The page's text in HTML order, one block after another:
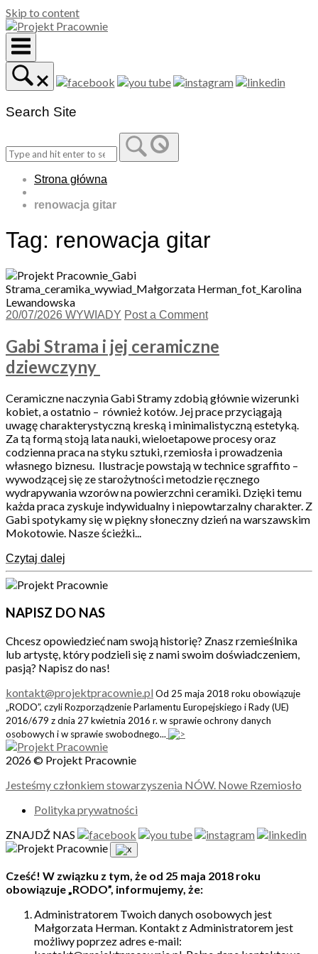
Skip to content
Search Site
Strona główna
renowacja gitar
Tag: renowacja gitar
20/07/2026 WYWIADY Post a Comment
Gabi Strama i jej ceramiczne
dziewczyny
Ceramiczne naczynia Gabi Stramy zdobią głównie wizerunki
kobiet, a ostatnio – również kotów. Jej prace przyciągają
uwagę charakterystyczną kreską i minimalistyczną estetyką.
Za tą formą stoją lata nauki, wieloetapowe procesy oraz
codzienna praca na styku sztuki, rzemiosła i prowadzenia
własnego biznesu. Ilustracje powstają w technice sgraffito –
wywodzącej się ze starożytności metodzie ręcznego
wydrapywania wzorów na powierzchni ceramiki. Dzięki temu
każda praca zyskuje indywidualny i niepowtarzalny charakter. Z
Gabi spotykamy się w piękny słoneczny dzień na warszawskim
Mokotowie. Nasze ścieżki...
Czytaj dalej
NAPISZ DO NAS
Chcesz opowiedzieć nam swoją historię? Znasz rzemieślnika
lub artystę, który podzieli się z nami swoim doświadczeniem,
pasją? Napisz do nas!
kontakt@projektpracownie.pl Od 25 maja 2018 roku obowiązuje
„RODO”, czyli Rozporządzenie Parlamentu Europejskiego i Rady (UE)
2016/679 z dnia 27 kwietnia 2016 r. w sprawie ochrony danych
osobowych i w sprawie swobodnego...
2026 © Projekt Pracownie
Jesteśmy członkiem stowarzyszenia NÓW. Nowe Rzemiosło
Polityka prywatności
ZNAJDŹ NAS
Cześć! W związku z tym, że od 25 maja 2018 roku
obowiązuje „RODO”, informujemy, że:
Administratorem Twoich danych osobowych jest
Małgorzata Herman. Kontakt z Administratorem jest
możliwy poprzez adres e-mail: